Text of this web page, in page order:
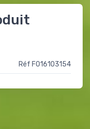
Réf F016103154